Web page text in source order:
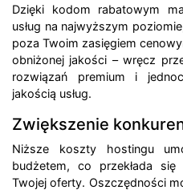
Dzięki kodom rabatowym
usług na najwyższym
poza Twoim zasięgiem
obniżonej jakości – wręcz
rozwiązań premium i
jakością usług.
Zwiększenie
Niższe koszty hostingu
budżetem, co przekłada
Twojej oferty. Oszczędności